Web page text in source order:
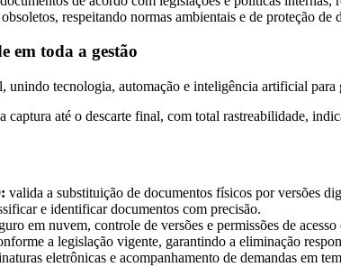
respeitando normas ambientais e de proteção de
em toda a gestão
tecnologia, automação e inteligência artificial
até o descarte final, com total rastreabilidade,
valida a substituição de documentos físicos por versões
e identificar documentos com precisão.
em nuvem, controle de versões e permissões de
a legislação vigente, garantindo a eliminação
eletrônicas e acompanhamento de demandas em